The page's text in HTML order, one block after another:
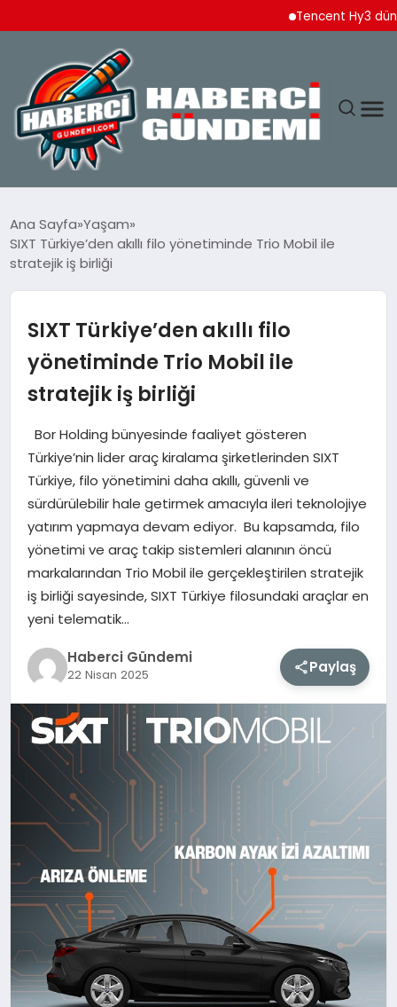
Tencent Hy3 dünya
YAŞAM
DÜNYA
MAGAZIN
EĞITIM
SAĞLIK
TEKNOLOJI
Ana Sayfa Yaşam
SIXT Türkiye’den akıllı filo yönetiminde Trio Mobil ile
stratejik iş birliği
SIXT Türkiye’den akıllı filo
yönetiminde Trio Mobil ile
stratejik iş birliği
Bor Holding bünyesinde faaliyet gösteren
Türkiye’nin lider araç kiralama şirketlerinden SIXT
Türkiye, filo yönetimini daha akıllı, güvenli ve
sürdürülebilir hale getirmek amacıyla ileri teknolojiye
yatırım yapmaya devam ediyor. Bu kapsamda, filo
yönetimi ve araç takip sistemleri alanının öncü
markalarından Trio Mobil ile gerçekleştirilen stratejik
iş birliği sayesinde, SIXT Türkiye filosundaki araçlar en
yeni telematik…
Haberci Gündemi
22 Nisan 2025 Paylaş